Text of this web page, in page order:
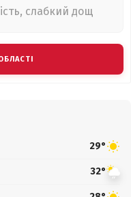
слабкий дощ
29°
32°